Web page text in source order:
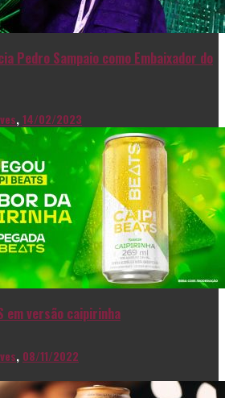
Pedro Sampaio como Embaixador do
,14/02/2023
em versão caipirinha
, 08/11/2022